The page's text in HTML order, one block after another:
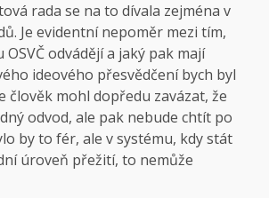
rada se na to dívala zejména v
Je evidentní nepoměr mezi tím,
odvádějí a jaký pak mají
ideového přesvědčení bych byl
člověk mohl dopředu zavázat, že
odvod, ale pak nebude chtít po
by to fér, ale v systému, kdy stát
úroveň přežití, to nemůže